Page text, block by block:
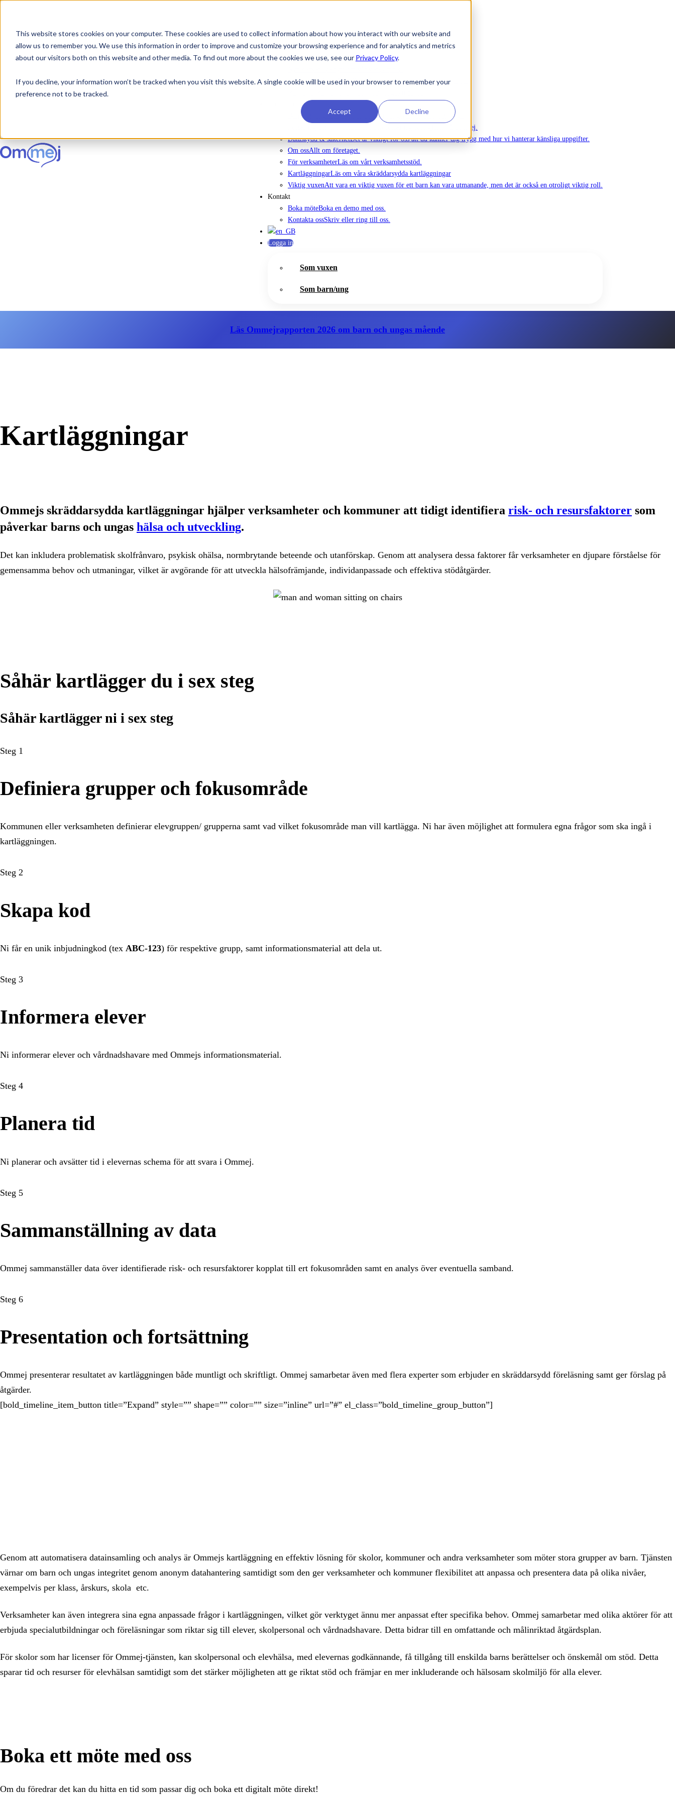
This website stores cookies on your computer. These cookies are used to collect information about how you interact with our website and
allow us to remember you. We use this information in order to improve and customize your browsing experience and for analytics and metrics
about our visitors both on this website and other media. To find out more about the cookies we use, see our Privacy Policy.
If you decline, your information won’t be tracked when you visit this website. A single cookie will be used in your browser to remember your
preference not to be tracked.
Accept Decline
Att köpa in Ommej
Nyheter
EvenemangAnmälan till utbildningsdagar, webinarier och annat.
Barn och unga Läs om hur Ommej fungerar för barn och unga.
Läs om den forskning som gjorts på Ommej.
Dataskydd & säkerhetDet är viktigt för oss att du känner dig trygg med hur vi hanterar känsliga uppgifter.
Om ossAllt om företaget.
För verksamheterLäs om vårt verksamhetsstöd.
KartläggningarLäs om våra skräddarsydda kartläggningar
Viktig vuxenAtt vara en viktig vuxen för ett barn kan vara utmanande, men det är också en otroligt viktig roll.
Kontakt
Boka möteBoka en demo med oss.
Kontakta ossSkriv eller ring till oss.
Logga in
Som vuxen
Som barn/ung
Läs Ommejrapporten 2026 om barn och ungas mående
Kartläggningar
Ommejs skräddarsydda kartläggningar hjälper verksamheter och kommuner att tidigt identifiera risk- och resursfaktorer som
påverkar barns och ungas hälsa och utveckling.
Det kan inkludera problematisk skolfrånvaro, psykisk ohälsa, normbrytande beteende och utanförskap. Genom att analysera dessa faktorer får verksamheter en djupare förståelse för
gemensamma behov och utmaningar, vilket är avgörande för att utveckla hälsofrämjande, individanpassade och effektiva stödåtgärder.
Såhär kartlägger du i sex steg
Såhär kartlägger ni i sex steg
Steg 1
Definiera grupper och fokusområde
Kommunen eller verksamheten definierar elevgruppen/ grupperna samt vad vilket fokusområde man vill kartlägga. Ni har även möjlighet att formulera egna frågor som ska ingå i
kartläggningen.
Steg 2
Skapa kod
Ni får en unik inbjudningkod (tex ABC-123) för respektive grupp, samt informationsmaterial att dela ut.
Steg 3
Informera elever
Ni informerar elever och vårdnadshavare med Ommejs informationsmaterial.
Steg 4
Planera tid
Ni planerar och avsätter tid i elevernas schema för att svara i Ommej.
Steg 5
Sammanställning av data
Ommej sammanställer data över identifierade risk- och resursfaktorer kopplat till ert fokusområden samt en analys över eventuella samband.
Steg 6
Presentation och fortsättning
Ommej presenterar resultatet av kartläggningen både muntligt och skriftligt. Ommej samarbetar även med flera experter som erbjuder en skräddarsydd föreläsning samt ger förslag på
åtgärder.
[bold_timeline_item_button title=”Expand” style=”” shape=”” color=”” size=”inline” url=”#” el_class=”bold_timeline_group_button”]
Genom att automatisera datainsamling och analys är Ommejs kartläggning en effektiv lösning för skolor, kommuner och andra verksamheter som möter stora grupper av barn. Tjänsten
värnar om barn och ungas integritet genom anonym datahantering samtidigt som den ger verksamheter och kommuner flexibilitet att anpassa och presentera data på olika nivåer,
exempelvis per klass, årskurs, skola etc.
Verksamheter kan även integrera sina egna anpassade frågor i kartläggningen, vilket gör verktyget ännu mer anpassat efter specifika behov. Ommej samarbetar med olika aktörer för att
erbjuda specialutbildningar och föreläsningar som riktar sig till elever, skolpersonal och vårdnadshavare. Detta bidrar till en omfattande och målinriktad åtgärdsplan.
För skolor som har licenser för Ommej-tjänsten, kan skolpersonal och elevhälsa, med elevernas godkännande, få tillgång till enskilda barns berättelser och önskemål om stöd. Detta
sparar tid och resurser för elevhälsan samtidigt som det stärker möjligheten att ge riktat stöd och främjar en mer inkluderande och hälsosam skolmiljö för alla elever.
Boka ett möte med oss
Om du föredrar det kan du hitta en tid som passar dig och boka ett digitalt möte direkt!